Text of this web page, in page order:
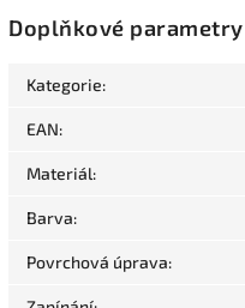
Doplňkové parametry
Kategorie:
EAN:
Materiál:
Barva:
Povrchová úprava: